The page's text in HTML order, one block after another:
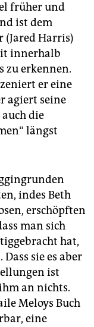
früher und
ist dem
(Jared Harris)
innerhalb
zu erkennen.
er eine
agiert seine
die
längst
indes Beth
erschöpften
man sich
hat,
sie es aber
ist
an nichts.
Meloys Buch
eine